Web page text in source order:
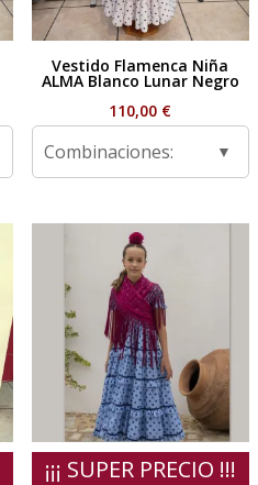
Vestido Flamenca Niña
ALMA Blanco Lunar Negro
110,00 €
Combinaciones:
¡¡¡ SUPER PRECIO !!!